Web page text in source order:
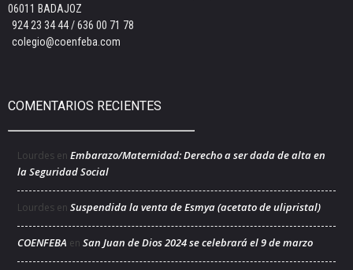
06011 BADAJOZ
924 23 34 44 / 636 00 71 78
colegio@coenfeba.com
COMENTARIOS RECIENTES
Lourdes en Embarazo/Maternidad: Derecho a ser dada de alta en
la Seguridad Social
Lourdes en Suspendida la venta de Esmya (acetato de ulipristal)
COENFEBA en San Juan de Dios 2024 se celebrará el 9 de marzo